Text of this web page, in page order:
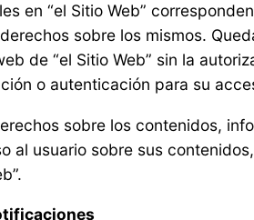
en “el Sitio Web”
sobre los mismos.
de “el Sitio Web” sin la
o autenticación para su
sobre los contenidos,
al usuario sobre sus